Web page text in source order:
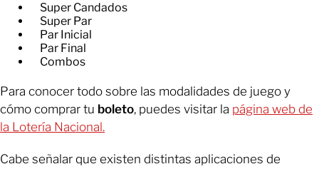
Super Candados
Super Par
Par Inicial
Par Final
Combos
Para conocer todo sobre las modalidades de juego y
cómo comprar tu boleto, puedes visitar la página web de
la Lotería Nacional.
Cabe señalar que existen distintas aplicaciones de